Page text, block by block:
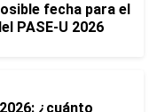
fecha para el
PASE-U 2026
¿cuánto